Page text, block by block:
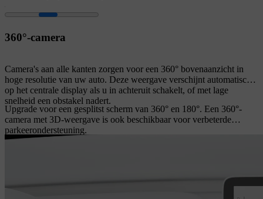
360°-camera
Camera's aan alle kanten zorgen voor een 360° bovenaanzicht in
hoge resolutie van uw auto. Deze weergave verschijnt automatisch
op het centrale display als u in achteruit schakelt, of met lage
snelheid een obstakel nadert.
Upgrade voor een gesplitst scherm van 360° en 180°. Een 360°-
camera met 3D-weergave is ook beschikbaar voor verbeterde
parkeerondersteuning.